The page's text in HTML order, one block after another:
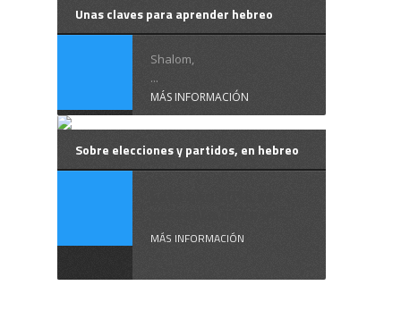
Unas claves para aprender hebreo
Shalom,
...
MÁS INFORMACIÓN
Sobre elecciones y partidos, en hebreo
MÁS INFORMACIÓN